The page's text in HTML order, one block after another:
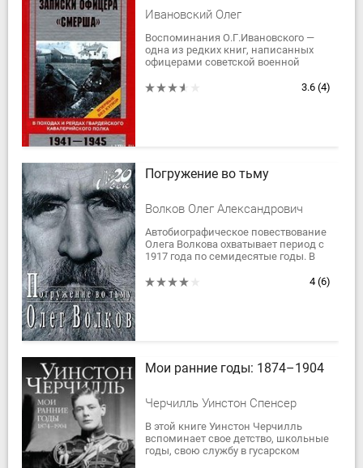
Ивановский Олег
Воспоминания О.Г.Ивановского —
одна из редких книг, написанных
офицерами советской военной
откровенно пишет об отношении в
3.6 (4)
Погружение во тьму
Волков Олег Александрович
Автобиографическое повествование
Олега Волкова охватывает период с
1917 года по семидесятые годы. В
жизни человека, подвергавшегося...
4 (6)
Мои ранние годы: 1874–1904
Черчилль Уинстон Спенсер
В этой книге Уинстон Черчилль
вспоминает свое детство, школьные
годы, свою службу в гусарском